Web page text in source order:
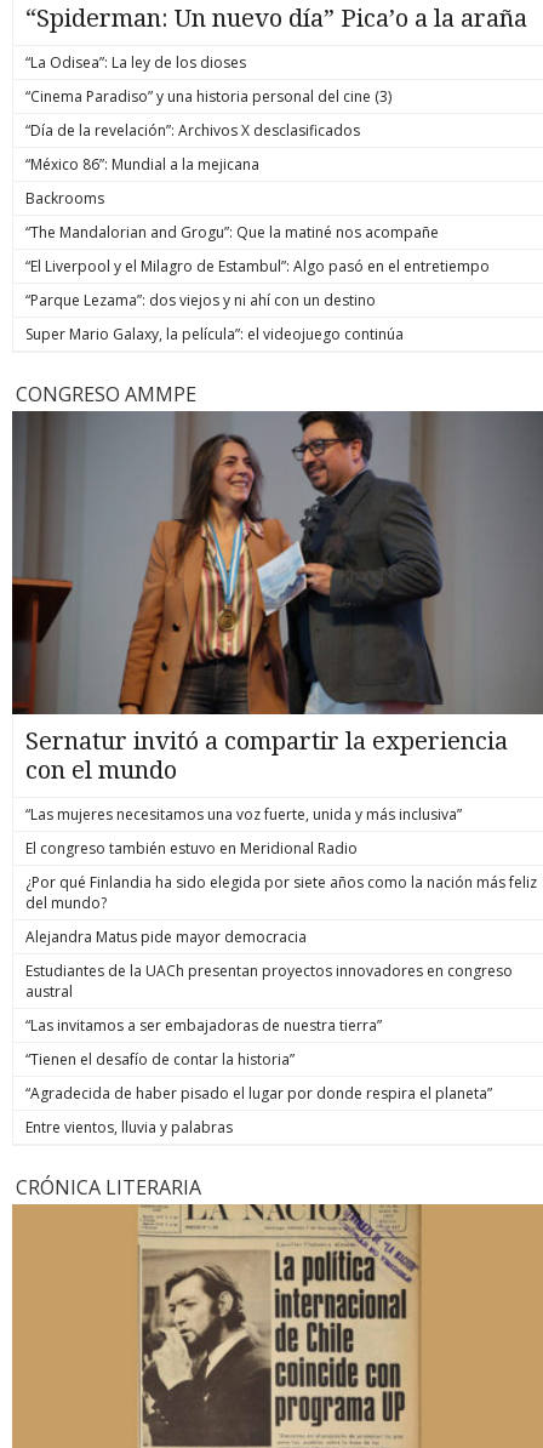
“Spiderman: Un nuevo día” Pica’o a la araña
“La Odisea”: La ley de los dioses
“Cinema Paradiso” y una historia personal del cine (3)
“Día de la revelación”: Archivos X desclasificados
“México 86”: Mundial a la mejicana
Backrooms
“The Mandalorian and Grogu”: Que la matiné nos acompañe
“El Liverpool y el Milagro de Estambul”: Algo pasó en el entretiempo
“Parque Lezama”: dos viejos y ni ahí con un destino
Super Mario Galaxy, la película”: el videojuego continúa
CONGRESO AMMPE
Sernatur invitó a compartir la experiencia
con el mundo
“Las mujeres necesitamos una voz fuerte, unida y más inclusiva”
El congreso también estuvo en Meridional Radio
¿Por qué Finlandia ha sido elegida por siete años como la nación más feliz
del mundo?
Alejandra Matus pide mayor democracia
Estudiantes de la UACh presentan proyectos innovadores en congreso
austral
“Las invitamos a ser embajadoras de nuestra tierra”
“Tienen el desafío de contar la historia”
“Agradecida de haber pisado el lugar por donde respira el planeta”
Entre vientos, lluvia y palabras
CRÓNICA LITERARIA